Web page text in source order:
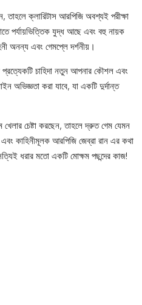
ক্লারিটাস আরপিজি অবশ্যই পরীক্ষা
পর্যায়ভিত্তিক যুদ্ধ আছে এবং বহু নায়ক
অনন্য এবং গেমপ্লে দর্শনীয়।
প্রত্যেকটি চাহিদা নতুন আপনার কৌশল এবং
অভিজ্ঞতা করা যাবে, যা একটি দুর্দান্ত
চেষ্টা করছেন, তাহলে দ্রুত গেম যেমন
এবং কাহিনীমূলক আরপিজি জেব্রা রান এর কথা
ধরার মতো একটি মোক্ষম পছন্দের কাজ!